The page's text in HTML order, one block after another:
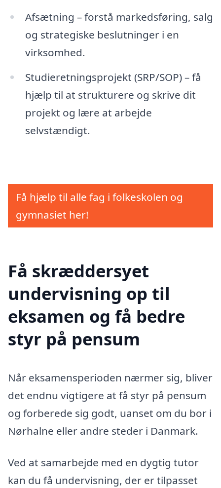
Afsætning – forstå markedsføring, salg
og strategiske beslutninger i en
virksomhed.
Studieretningsprojekt (SRP/SOP) – få
hjælp til at strukturere og skrive dit
projekt og lære at arbejde
selvstændigt.
Få hjælp til alle fag i folkeskolen og
gymnasiet her!
Få skræddersyet
undervisning op til
eksamen og få bedre
styr på pensum
Når eksamensperioden nærmer sig, bliver
det endnu vigtigere at få styr på pensum
og forberede sig godt, uanset om du bor i
Nørhalne eller andre steder i Danmark.
Ved at samarbejde med en dygtig tutor
kan du få undervisning, der er tilpasset